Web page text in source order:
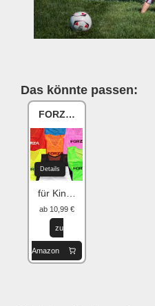
Das könnte passen:
FORZA Trainingsleibchen
Details
für Kinder und Erwachsene
ab 10,99 €
zu
Amazon